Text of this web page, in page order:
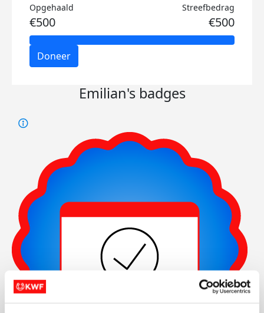
Opgehaald
€500
Streefbedrag
€500
Doneer
Emilian's badges